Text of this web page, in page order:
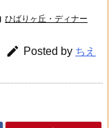
ひばりヶ丘・ディナー
 Posted by ちえ